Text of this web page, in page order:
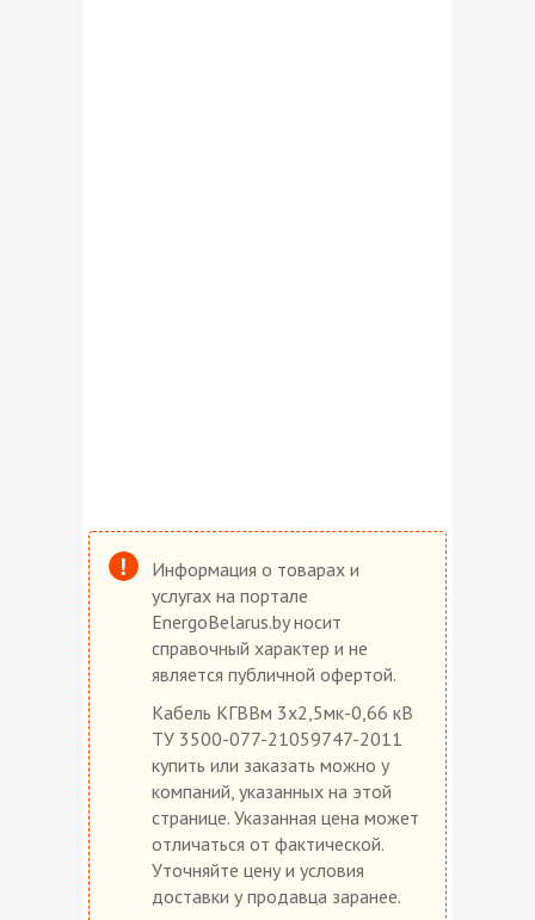
Информация о товарах и
услугах на портале
EnergoBelarus.by носит
справочный характер и не
является публичной офертой.
Кабель КГВВм 3х2,5мк-0,66 кВ
ТУ 3500-077-21059747-2011
купить или заказать можно у
компаний, указанных на этой
странице. Указанная цена может
отличаться от фактической.
Уточняйте цену и условия
доставки у продавца заранее.